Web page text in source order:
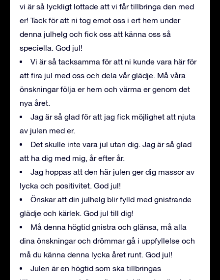
vi är så lyckligt lottade att vi får tillbringa den med
er! Tack för att ni tog emot oss i ert hem under
denna julhelg och fick oss att känna oss så
speciella. God jul!
Vi är så tacksamma för att ni kunde vara här för
att fira jul med oss och dela vår glädje. Må våra
önskningar följa er hem och värma er genom det
nya året.
Jag är så glad för att jag fick möjlighet att njuta
av julen med er.
Det skulle inte vara jul utan dig. Jag är så glad
att ha dig med mig, år efter år.
Jag hoppas att den här julen ger dig massor av
lycka och positivitet. God jul!
Önskar att din julhelg blir fylld med gnistrande
glädje och kärlek. God jul till dig!
Må denna högtid gnistra och glänsa, må alla
dina önskningar och drömmar gå i uppfyllelse och
må du känna denna lycka året runt. God jul!
Julen är en högtid som ska tillbringas